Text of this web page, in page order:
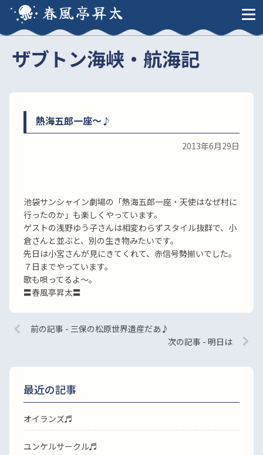
春風亭昇太
ザブトン海峡・航海記
熱海五郎一座〜♪
2013年6月29日
池袋サンシャイン劇場の「熱海五郎一座・天使はなぜ村に
行ったのか」も楽しくやっています。
ゲストの浅野ゆう子さんは相変わらずスタイル抜群で、小
倉さんと並ぶと、別の生き物みたいです。
先日は小宮さんが見にきてくれて、赤信号勢揃いでした。
７日までやっています。
歌も唄ってるよ〜。
〓春風亭昇太〓
前の記事 - 三保の松原世界遺産だあ♪
次の記事 - 明日は
最近の記事
オイランズ♬
ユンケルサークル♬